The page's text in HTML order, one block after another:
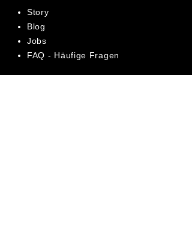
Story
Blog
Jobs
FAQ - Häufige Fragen